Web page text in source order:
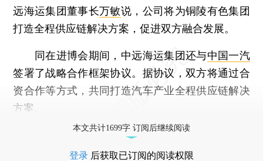
远海运集团董事长万敏说，公司将为铜陵有色集团
打造全程供应链解决方案，促进双方融合发展。
同在进博会期间，中远海运集团还与中国一汽
签署了战略合作框架协议。据协议，双方将通过合
资合作等方式，共同打造汽车产业全程供应链解决
方案。
本文共计1699字 订阅后继续阅读
登录 后获取已订阅的阅读权限